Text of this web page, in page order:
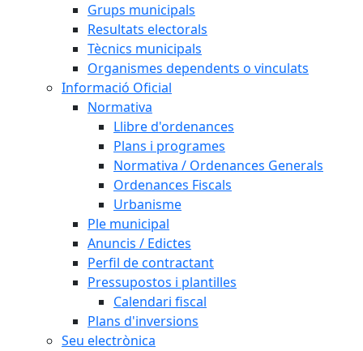
Grups municipals
Resultats electorals
Tècnics municipals
Organismes dependents o vinculats
Informació Oficial
Normativa
Llibre d'ordenances
Plans i programes
Normativa / Ordenances Generals
Ordenances Fiscals
Urbanisme
Ple municipal
Anuncis / Edictes
Perfil de contractant
Pressupostos i plantilles
Calendari fiscal
Plans d'inversions
Seu electrònica